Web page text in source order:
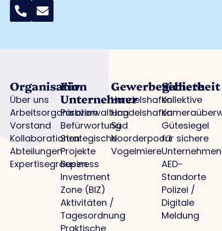
Organisation
Über uns
Arbeitsorganisation
Vorstand
Kollaborationen
Abteilungen
Expertisegroepen
Für
Unternehmer
Parkverwaltung
Befürwortung
Strategische
Projekte
Business
Investment
Zone (BIZ)
Aktivitäten /
Tagesordnung
Praktische
Gewerbegebiete
Handelshafen
Handelshafen
Süd
Noorderpoort
Vogelmiere
Sicherheit
Kollektive
Gütesiegel
für sichere
Unternehmen
AED-
Standorte
Polizei /
Digitale
Meldung